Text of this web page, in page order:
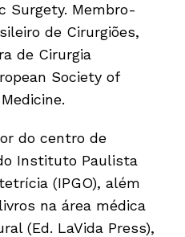
Surgety. Membro-
de Cirurgiões,
de Cirurgia
Society of
do centro de
Instituto Paulista
(IPGO), além
na área médica
(Ed. LaVida Press),